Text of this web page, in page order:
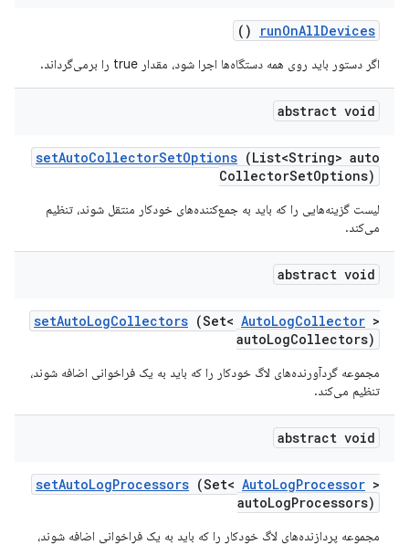
runOnAllDevices
()
اگر دستور باید روی همه دستگاه‌ها اجرا شود، مقدار true را برمی‌گرداند.
abstract void
setAutoCollectorSetOptions (List<String> auto
CollectorSetOptions)
لیست گزینه‌هایی را که باید به جمع‌کننده‌های خودکار منتقل شوند، تنظیم
می‌کند.
abstract void
setAutoLogCollectors (Set< AutoLogCollector >
autoLogCollectors)
مجموعه گردآورنده‌های لاگ خودکار را که باید به یک فراخوانی اضافه شوند،
تنظیم می‌کند.
abstract void
setAutoLogProcessors (Set< AutoLogProcessor >
autoLogProcessors)
مجموعه پردازنده‌های لاگ خودکار را که باید به یک فراخوانی اضافه شوند،